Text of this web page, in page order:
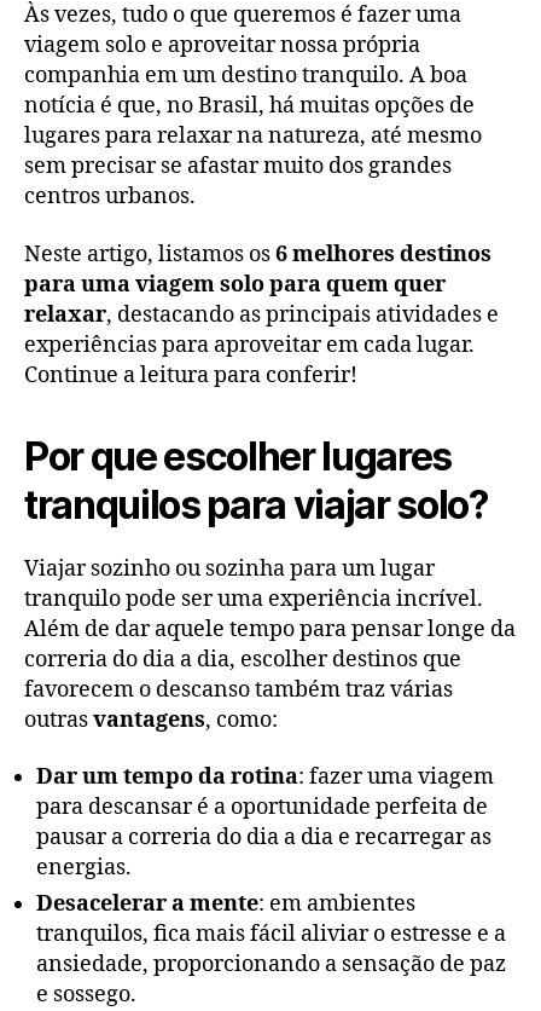
Às vezes, tudo o que queremos é fazer uma
viagem solo e aproveitar nossa própria
companhia em um destino tranquilo. A boa
notícia é que, no Brasil, há muitas opções de
lugares para relaxar na natureza, até mesmo
sem precisar se afastar muito dos grandes
centros urbanos.
Neste artigo, listamos os6 melhores destinos
para uma viagem solo para quem quer
relaxar, destacando as principais atividades e
experiências para aproveitar em cada lugar.
Continue a leitura para conferir!
Por que escolher lugares
tranquilos para viajar solo?
Viajar sozinho ou sozinha para um lugar
tranquilo pode ser uma experiência incrível.
Além de dar aquele tempo para pensar longe da
correria do dia a dia, escolher destinos que
favorecem o descanso também traz várias
outrasvantagens, como:
Dar um tempo da rotina: fazer uma viagem
para descansar é a oportunidade perfeita de
pausar a correria do dia a dia e recarregar as
energias.
Desacelerar a mente: em ambientes
tranquilos, fica mais fácil aliviar o estresse e a
ansiedade, proporcionando a sensação de paz
e sossego.